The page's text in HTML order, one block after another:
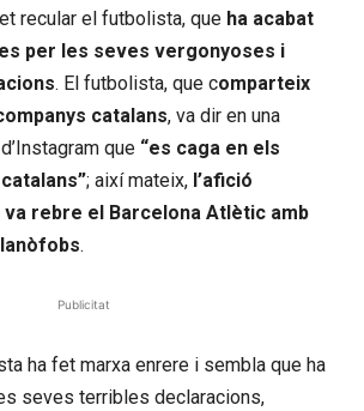
recular el futbolista, que ha acabat
per les seves vergonyoses i
. El futbolista, que comparteix
catalans, va dir en una
que “es caga en els
; així mateix, l’afició
rebre el Barcelona Atlètic amb
.
Publicitat
ha fet marxa enrere i sembla que ha
seves terribles declaracions,